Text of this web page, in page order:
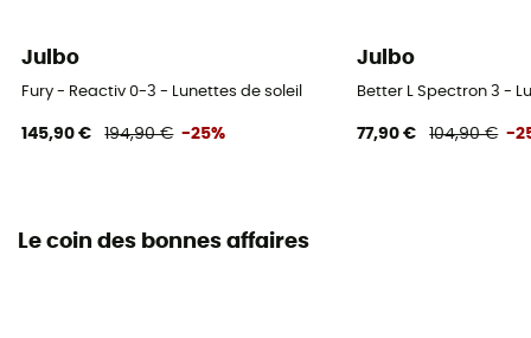
Julbo
Fury - Reactiv 0-3 - Lunettes de soleil
145,90 € 194,90 € -25%
Julbo
Better L Spectron 3 -
77,90 € 104,90 € -
Le coin des bonnes affaires